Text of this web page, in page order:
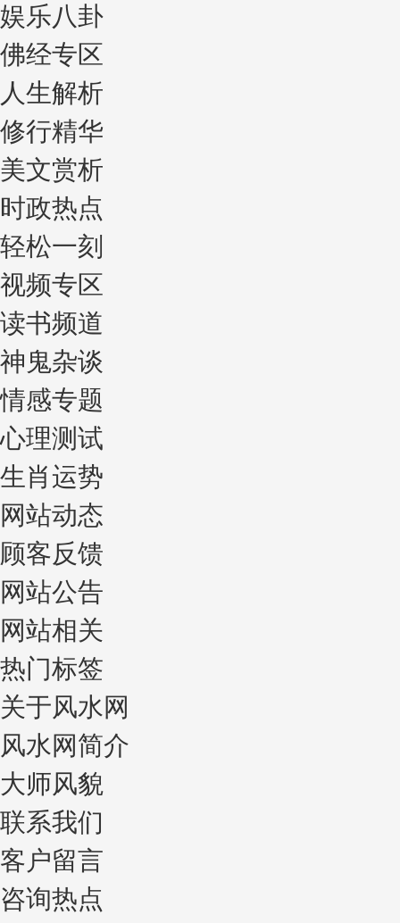
娱乐八卦
佛经专区
人生解析
修行精华
美文赏析
时政热点
轻松一刻
视频专区
读书频道
神鬼杂谈
情感专题
心理测试
生肖运势
网站动态
顾客反馈
网站公告
网站相关
热门标签
关于风水网
风水网简介
大师风貌
联系我们
客户留言
咨询热点